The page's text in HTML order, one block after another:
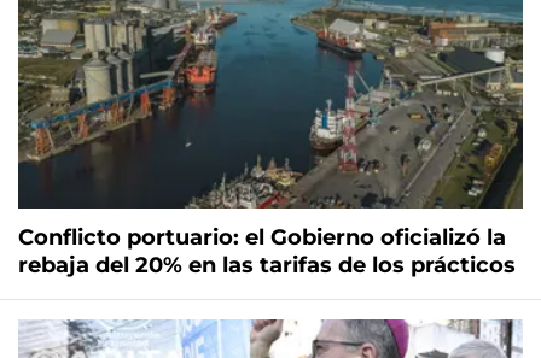
Conflicto portuario: el Gobierno oficializó la
rebaja del 20% en las tarifas de los prácticos